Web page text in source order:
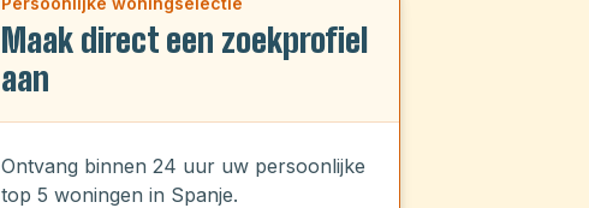
Maak direct een zoekprofiel
aan
Ontvang binnen 24 uur uw persoonlijke
top 5 woningen in Spanje.